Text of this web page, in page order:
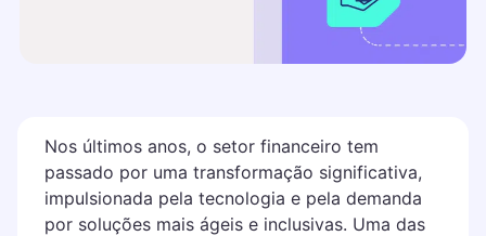
Nos últimos anos, o setor financeiro tem
passado por uma transformação significativa,
impulsionada pela tecnologia e pela demanda
por soluções mais ágeis e inclusivas. Uma das